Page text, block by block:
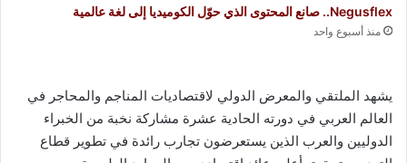
Negusflex.. صانع المحتوى الذي حوّل الكوميديا إلى لغة عالمية
منذ أسبوع واحد
يشهد الملتقي والمعرض الدولي لاقتصاديات المناجم والمحاجر في
العالم العربي في دورته الحادية عشرة مشاركة نخبة من الخبراء
الدوليين والعرب الذين يستعرضون تجارب رائدة في تطوير قطاع